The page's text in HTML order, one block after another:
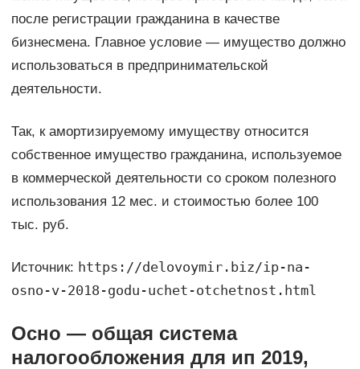
после регистрации гражданина в качестве
бизнесмена. Главное условие — имущество должно
использоваться в предпринимательской
деятельности.
Так, к амортизируемому имуществу относится
собственное имущество гражданина, используемое
в коммерческой деятельности со сроком полезного
использования 12 мес. и стоимостью более 100
тыс. руб.
Источник: https://delovoymir.biz/ip-na-
osno-v-2018-godu-uchet-otchetnost.html
Осно — общая система
налогообложения для ип 2019,